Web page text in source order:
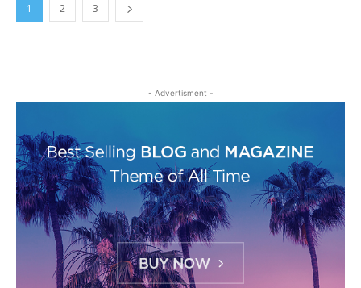
1 2 3
- Advertisment -